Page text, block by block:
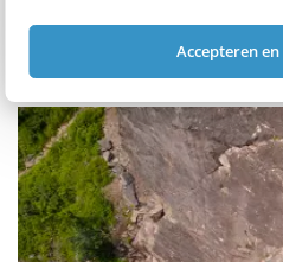
Accepteren